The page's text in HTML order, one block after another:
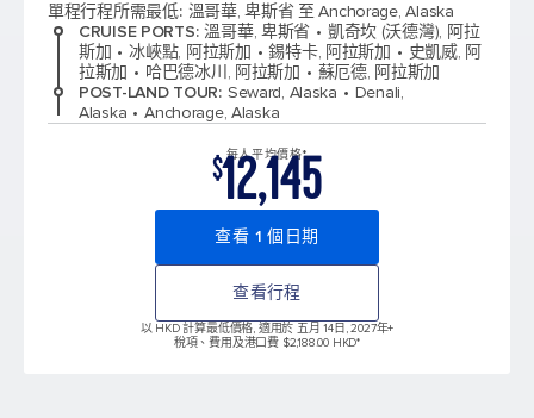
單程行程所需最低: 溫哥華, 卑斯省 至 Anchorage, Alaska
CRUISE PORTS: 溫哥華, 卑斯省
凱奇坎 (沃德灣), 阿拉
斯加
冰峽點, 阿拉斯加 錫特卡, 阿拉斯加
史凱威, 阿
拉斯加
哈巴德冰川, 阿拉斯加
蘇厄德, 阿拉斯加
POST-LAND TOUR: Seward, Alaska
Denali,
Alaska
Anchorage, Alaska
每人平均價格*
$12,145
查看 1 個日期
查看行程
以 HKD 計算最低價格, 適用於 五月 14日, 2027年+
稅項、費用及港口費 $2,188.00 HKD*